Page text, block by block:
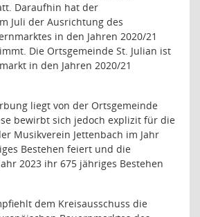
Daraufhin hat der
Juli der Ausrichtung des
in den Jahren 2020/21
Die Ortsgemeinde St. Julian ist
in den Jahren 2020/21
liegt von der Ortsgemeinde
bewirbt sich jedoch explizit für die
Musikverein Jettenbach im Jahr
Bestehen feiert und die
2023 ihr 675 jähriges Bestehen
dem Kreisausschuss die